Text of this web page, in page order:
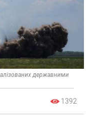
державними
1392